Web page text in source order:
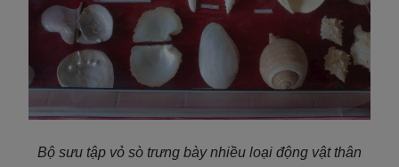
Bộ sưu tập vỏ sò trưng bày nhiều loại động vật thân